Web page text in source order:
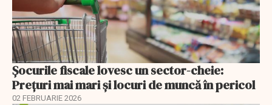
Șocurile fiscale lovesc un sector-cheie:
Prețuri mai mari și locuri de muncă în pericol
02 FEBRUARIE 2026